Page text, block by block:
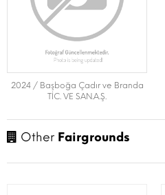
2024 / Başboğa Çadır ve Branda
TİC. VE SAN.A.Ş.
Other Fairgrounds